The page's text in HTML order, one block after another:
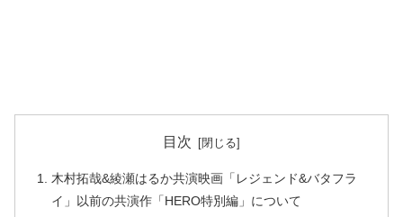
目次
木村拓哉&綾瀬はるか共演映画「レジェンド&バタフラ
イ」以前の共演作「HERO特別編」について